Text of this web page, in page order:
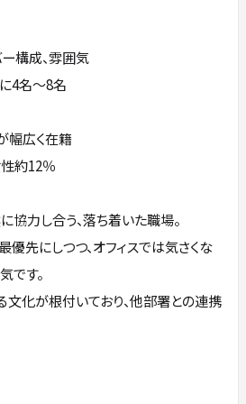
構成、雰囲気
4名～8名
幅広く在籍
約12％
協力し合う、落ち着いた職場。
優先にしつつ、オフィスでは気さくな
です。
文化が根付いており、他部署との連携